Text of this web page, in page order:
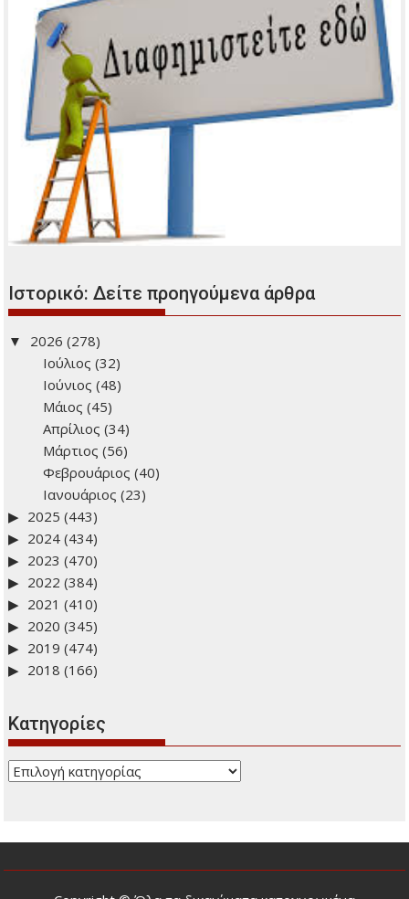
Ιστορικό: Δείτε προηγούμενα άρθρα
2026 (278)
Ιούλιος (32)
Ιούνιος (48)
Μάιος (45)
Απρίλιος (34)
Μάρτιος (56)
Φεβρουάριος (40)
Ιανουάριος (23)
2025 (443)
2024 (434)
2023 (470)
2022 (384)
2021 (410)
2020 (345)
2019 (474)
2018 (166)
Kατηγορίες
Kατηγορίες